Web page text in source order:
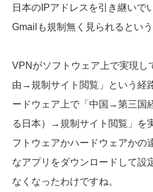
日本のIPアドレスを引き継いで
Gmailも規制無く見られるという
VPNがソフトウェア上で実現
由→規制サイト閲覧」という経
ードウェア上で「中国→第三国
る日本）→規制サイト閲覧」を
フトウェアかハードウェアかの
なアプリをダウンロードして設
なくなったわけですね。